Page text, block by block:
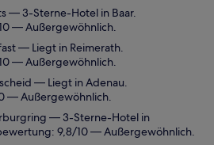
— 3-Sterne-Hotel in Baar.
— Außergewöhnlich.
— Liegt in Reimerath.
— Außergewöhnlich.
— Liegt in Adenau.
— Außergewöhnlich.
— 3-Sterne-Hotel in
9,8/10 — Außergewöhnlich.